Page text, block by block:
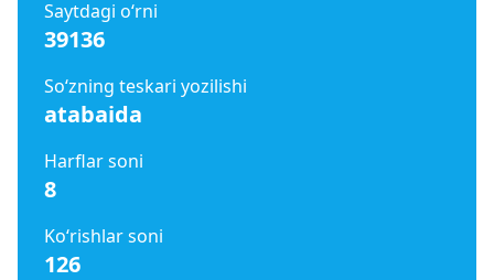
Saytdagi o‘rni
39136
So‘zning teskari yozilishi
atabaida
Harflar soni
8
Ko‘rishlar soni
126